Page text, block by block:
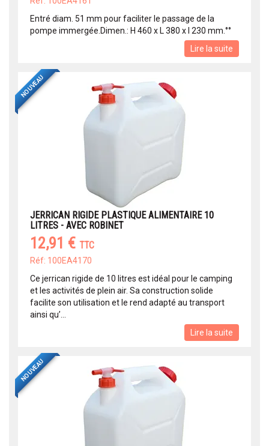
Entré diam. 51 mm pour faciliter le passage de la
pompe immergée.Dimen.: H 460 x L 380 x l 230 mm.°°
Lire la suite
NOUVEAU
JERRICAN RIGIDE PLASTIQUE ALIMENTAIRE 10
LITRES - AVEC ROBINET
12,91 € TTC
Réf: 100EA4170
Ce jerrican rigide de 10 litres est idéal pour le camping
et les activités de plein air. Sa construction solide
facilite son utilisation et le rend adapté au transport
ainsi qu’...
Lire la suite
NOUVEAU